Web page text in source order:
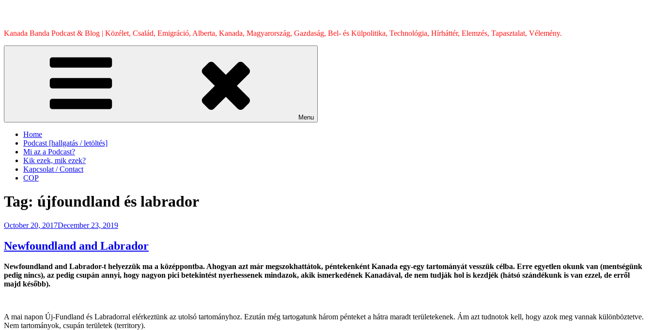
Kanada Banda Podcast & Blog | Közélet, Család, Emigráció, Alberta, Kanada, Magyarország, Gazdaság, Bel- és Külpolitika, Technológia, Hírháttér, Elemzés, Tapasztalat, Vélemény.
Menu
Home
Podcast [hallgatás / letöltés]
Mi az a Podcast?
Kik ezek, mik ezek?
Kapcsolat / Contact
COP
Tag: újfoundland és labrador
Posted
October 20, 2017December 23, 2019
Newfoundland and Labrador
Newfoundland and Labrador-t helyezzük ma a középpontba. Ahogyan azt már megszokhattátok, péntekenként Kanada egy-egy tartományát vesszük célba. Erre egyetlen okunk van (mentségünk
pedig nincs), az pedig csupán annyi, hogy nagyon pici betekintést nyerhessenek mindazok, akik ismerkedének Kanadával, de nem tudják hol is kezdjék (hátsó szándékunk is van ezzel, de erről
majd később).
A mai napon Új-Fundland és Labradorral elérkeztünk az utolsó tartományhoz. Ezután még tartogatunk három pénteket a hátra maradt területekenek. Ám azt tudnotok kell, hogy azok meg vannak különböztetve.
Nem tartományok, csupán területek (territory).